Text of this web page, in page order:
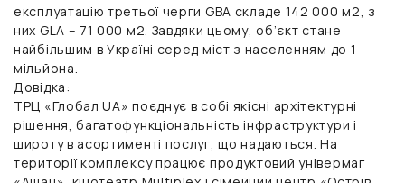
експлуатацію третьої черги GBA складе 142 000 м2, з
них GLA – 71 000 м2. Завдяки цьому, об’єкт стане
найбільшим в Україні серед міст з населенням до 1
мільйона.
Довідка:
ТРЦ «Глобал UA» поєднує в собі якісні архітектурні
рішення, багатофункціональність інфраструктури і
широту в асортименті послуг, що надаються. На
території комплексу працює продуктовий універмаг